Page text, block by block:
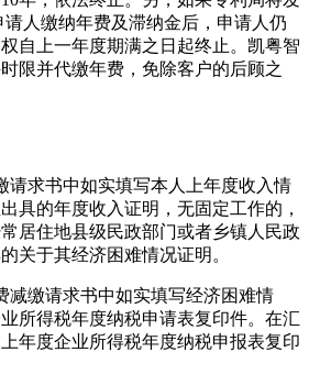
人缴纳年费及滞纳金后，申请人仍
自上一年度期满之日起终止。凯粤智
限并代缴年费，免除客户的后顾之
请求书中如实填写本人上年度收入情
具的年度收入证明，无固定工作的，
居住地县级民政部门或者乡镇人民政
关于其经济困难情况证明。
减缴请求书中如实填写经济困难情
所得税年度纳税申请表复印件。在汇
年度企业所得税年度纳税申报表复印